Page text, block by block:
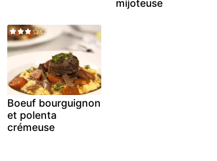
mijoteuse
Boeuf bourguignon
et polenta
crémeuse